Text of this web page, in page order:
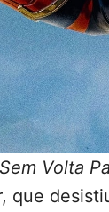
Volta
que